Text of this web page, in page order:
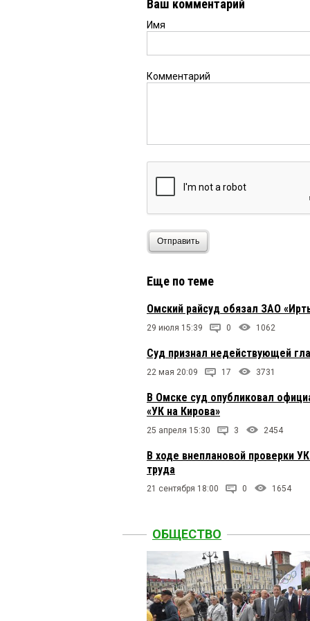
Светлана 15 марта 2019
— вроде УК одна, а
делает вчера на
Дмитрий
Рядом стоят 2 дома
Микрорайон-2»,
воскресение)
Valentina
ЖКХ СЕРВИС а ныне
недобросовестное
существуют,значит
Valentina 15 марта 2019
жкх Сервис а ныне
недобросовестных
они почему-то все
Миша
ЖКХ Сервис это
Светлана 15 марта 2019
Марина, у нас
двора и заканчивая
облагораживают. Мы
Ваш комментарий
Имя
Комментарий
Отправить
Еще по теме
Омский райсуд обязал ЗАО
29 июля 15:39 0 1062
Суд признал недействующей
22 мая 20:09 17 3731
В Омске суд опубликовал
«УК на Кирова»
25 апреля 15:30 3 2454
В ходе внеплановой проверки
труда
21 сентября 18:00 0 1654
ОБЩЕСТВО